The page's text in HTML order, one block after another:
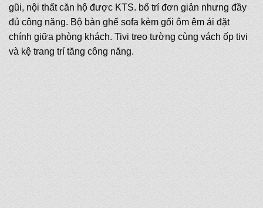
gũi, nội thất căn hộ được KTS. bố trí đơn giản nhưng đầy
đủ công năng. Bộ bàn ghế sofa kèm gối ôm êm ái đặt
chính giữa phòng khách. Tivi treo tường cùng vách ốp tivi
và kệ trang trí tăng công năng.